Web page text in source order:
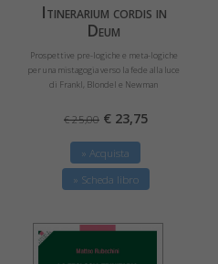
Itinerarium cordis in
Deum
Prospettive pre-logiche e meta-logiche
per una mistagogia verso la fede alla luce
di Frankl, Blondel e Newman
€ 25,00 € 23,75
» Acquista
» Scheda libro